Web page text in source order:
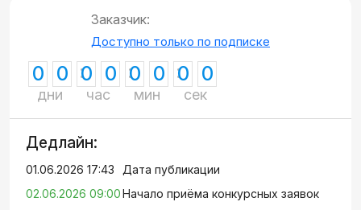
Заказчик:
Доступно только по подписке
0 0
дни
0 0
час
0 0
мин
0 0
сек
Дедлайн:
01.06.2026 17:43
Дата публикации
02.06.2026 09:00Начало приёма конкурсных заявок